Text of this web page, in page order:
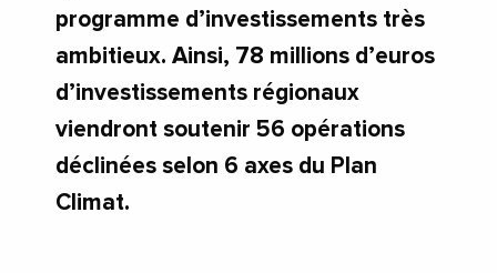
programme d’investissements très
ambitieux. Ainsi, 78 millions d’euros
d’investissements régionaux
viendront soutenir 56 opérations
déclinées selon 6 axes du Plan
Climat.